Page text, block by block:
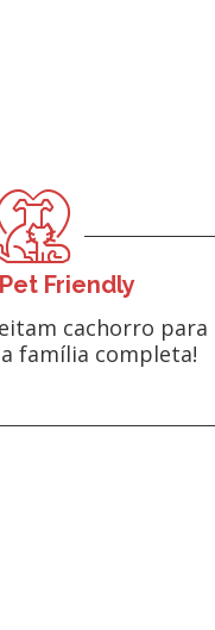
Friendly
cachorro para
família completa!